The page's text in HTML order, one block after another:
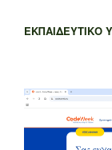
ΕΚΠΑΙΔΕΥΤΙΚΟ